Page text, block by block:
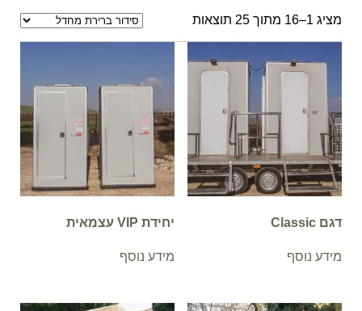
מציג 1–16 מתוך 25 תוצאות
דגם Classic
מידע נוסף
יחידת VIP עצמאית
מידע נוסף